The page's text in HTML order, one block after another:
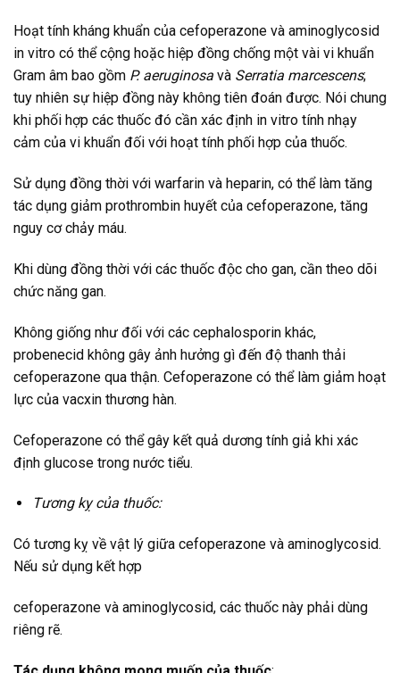
Hoạt tính kháng khuẩn của cefoperazone và aminoglycosid
in vitro có thể cộng hoặc hiệp đồng chống một vài vi khuẩn
Gram âm bao gồm P. aeruginosa và Serratia marcescens;
tuy nhiên sự hiệp đồng này không tiên đoán được. Nói chung
khi phối hợp các thuốc đó cần xác định in vitro tính nhạy
cảm của vi khuẩn đối với hoạt tính phối hợp của thuốc.
Sử dụng đồng thời với warfarin và heparin, có thể làm tăng
tác dụng giảm prothrombin huyết của cefoperazone, tăng
nguy cơ chảy máu.
Khi dùng đồng thời với các thuốc độc cho gan, cần theo dõi
chức năng gan.
Không giống như đối với các cephalosporin khác,
probenecid không gây ảnh hưởng gì đến độ thanh thải
cefoperazone qua thận. Cefoperazone có thể làm giảm hoạt
lực của vacxin thương hàn.
Cefoperazone có thể gây kết quả dương tính giả khi xác
định glucose trong nước tiểu.
Tương kỵ của thuốc:
Có tương kỵ về vật lý giữa cefoperazone và aminoglycosid.
Nếu sử dụng kết hợp
cefoperazone và aminoglycosid, các thuốc này phải dùng
riêng rẽ.